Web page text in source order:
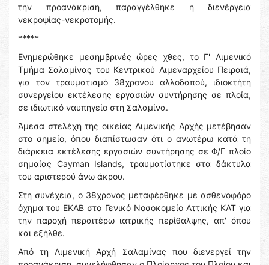
την προανάκριση, παραγγέλθηκε η διενέργεια
νεκροψίας-νεκροτομής.
*****
Ενημερώθηκε μεσημβρινές ώρες χθες, το Γ' Λιμενικό
Τμήμα Σαλαμίνας του Κεντρικού Λιμεναρχείου Πειραιά,
για τον τραυματισμό 38χρονου αλλοδαπού, ιδιοκτήτη
συνεργείου εκτέλεσης εργασιών συντήρησης σε πλοία,
σε ιδιωτικό ναυπηγείο στη Σαλαμίνα.
Άμεσα στελέχη της οικείας Λιμενικής Αρχής μετέβησαν
στο σημείο, όπου διαπίστωσαν ότι ο ανωτέρω κατά τη
διάρκεια εκτέλεσης εργασιών συντήρησης σε Φ/Γ πλοίο
σημαίας Cayman Islands, τραυματίστηκε στα δάκτυλα
του αριστερού άνω άκρου.
Στη συνέχεια, ο 38χρονος μεταφέρθηκε με ασθενοφόρο
όχημα του ΕΚΑΒ στο Γενικό Νοσοκομείο Αττικής ΚΑΤ για
την παροχή περαιτέρω ιατρικής περίθαλψης, απ' όπου
και εξήλθε.
Από τη Λιμενική Αρχή Σαλαμίνας που διενεργεί την